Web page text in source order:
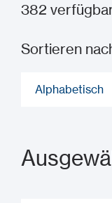
382
Sortieren
Alphabetisch